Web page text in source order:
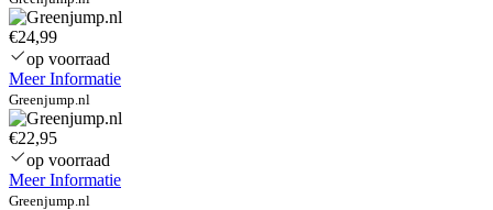
€24,99
op voorraad
Meer Informatie
Greenjump.nl
€22,95
op voorraad
Meer Informatie
Greenjump.nl